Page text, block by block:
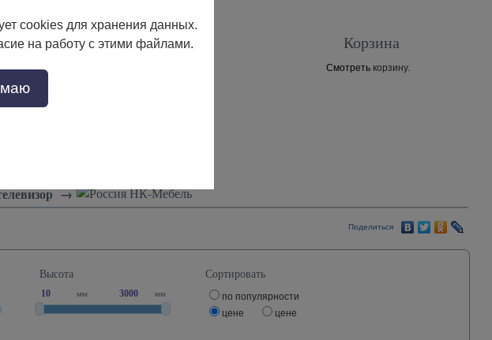
до 18:00
звонок
Корзина
Смотреть корзину.
→ НК-Мебель
Поделиться
Высота
мм мм
Сортировать
по популярности
цене
цене
cookies для хранения данных.
на работу с этими файлами.